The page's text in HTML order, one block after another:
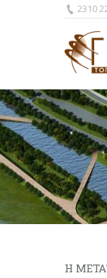
2310
You
Η